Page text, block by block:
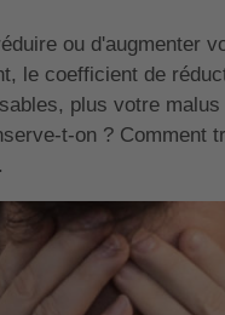
ou d'augmenter
le coefficient de
plus votre
t-on ? Comment